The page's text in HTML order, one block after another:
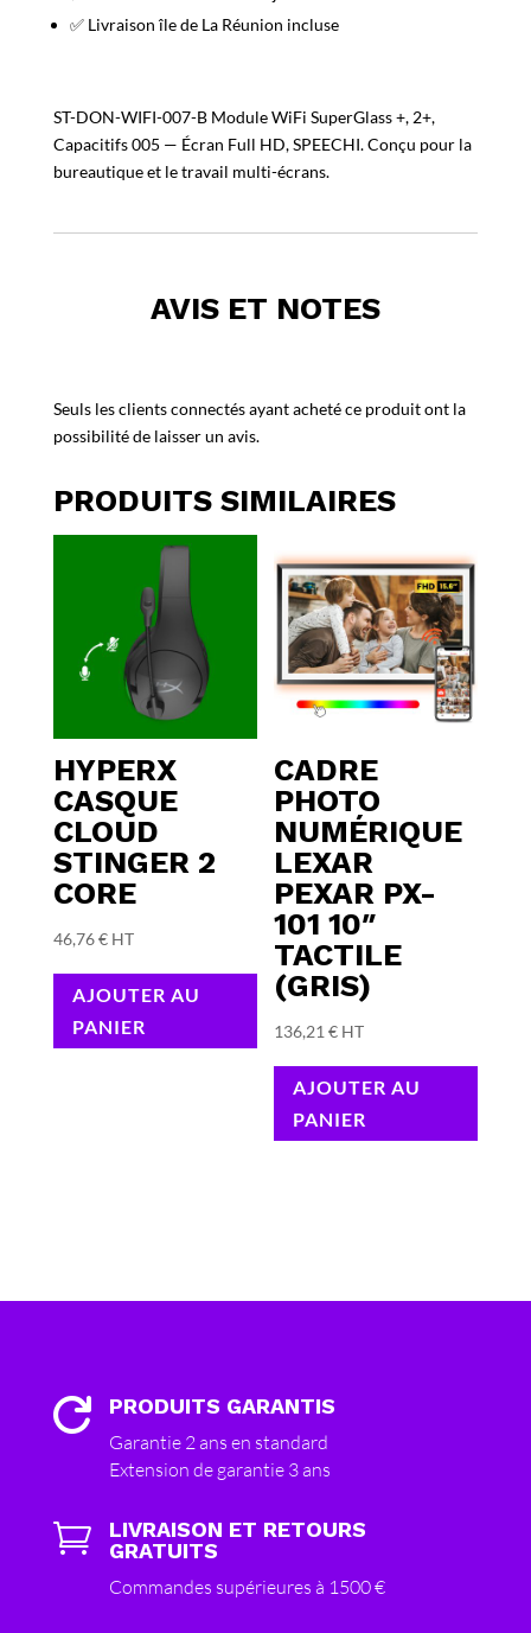
✅ Livraison île de La Réunion incluse
ST-DON-WIFI-007-B Module WiFi SuperGlass +, 2+,
Capacitifs 005 — Écran Full HD, SPEECHI. Conçu pour la
bureautique et le travail multi-écrans.
AVIS ET NOTES
Seuls les clients connectés ayant acheté ce produit ont la
possibilité de laisser un avis.
PRODUITS SIMILAIRES
HYPERX
CASQUE
CLOUD
STINGER 2
CORE
46,76€ HT
AJOUTER AU
PANIER
CADRE
PHOTO
NUMÉRIQUE
LEXAR
PEXAR PX-
101 10″
TACTILE
(GRIS)
136,21€ HT
AJOUTER AU
PANIER
 PRODUITS GARANTIS
Garantie 2 ans en standard
Extension de garantie 3 ans

LIVRAISON ET RETOURS
GRATUITS
Commandes supérieures à 1500 €